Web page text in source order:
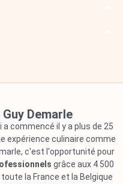
Demarle
commencé il y a plus de 25
expérience culinaire comme
c'est l'opportunité pour
grâce aux 4 500
la France et la Belgique